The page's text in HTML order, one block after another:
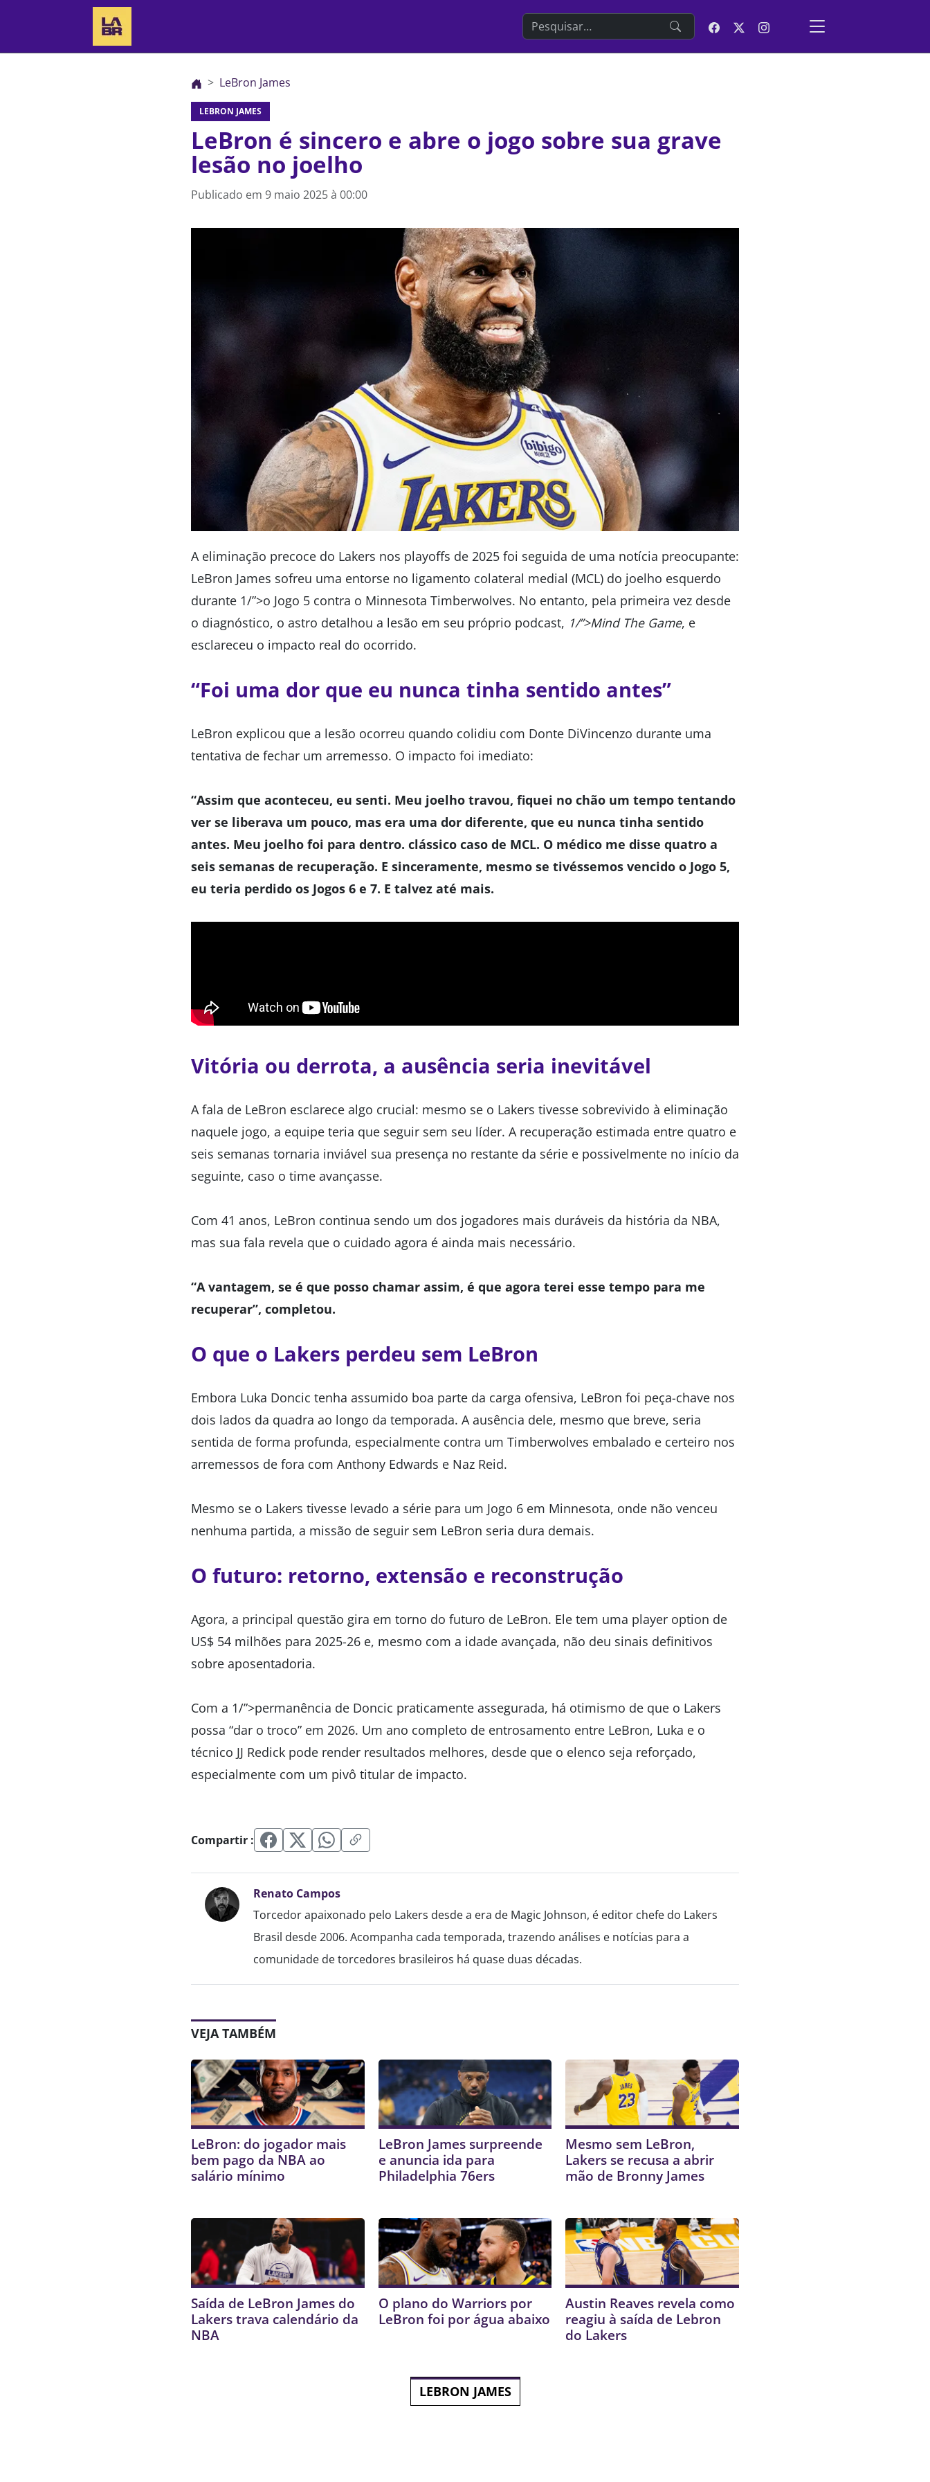
Search the website
LeBron James
LEBRON JAMES
LeBron é sincero e abre o jogo sobre sua grave
lesão no joelho
Publicado em 9 maio 2025 à 00:00
A eliminação precoce do Lakers nos playoffs de 2025 foi seguida de uma notícia preocupante:
LeBron James sofreu uma entorse no ligamento colateral medial (MCL) do joelho esquerdo
durante 1/”>o Jogo 5 contra o Minnesota Timberwolves. No entanto, pela primeira vez desde
o diagnóstico, o astro detalhou a lesão em seu próprio podcast, 1/”>Mind The Game, e
esclareceu o impacto real do ocorrido.
“Foi uma dor que eu nunca tinha sentido antes”
LeBron explicou que a lesão ocorreu quando colidiu com Donte DiVincenzo durante uma
tentativa de fechar um arremesso. O impacto foi imediato:
“Assim que aconteceu, eu senti. Meu joelho travou, fiquei no chão um tempo tentando
ver se liberava um pouco, mas era uma dor diferente, que eu nunca tinha sentido
antes. Meu joelho foi para dentro. clássico caso de MCL. O médico me disse quatro a
seis semanas de recuperação. E sinceramente, mesmo se tivéssemos vencido o Jogo 5,
eu teria perdido os Jogos 6 e 7. E talvez até mais.
Vitória ou derrota, a ausência seria inevitável
A fala de LeBron esclarece algo crucial: mesmo se o Lakers tivesse sobrevivido à eliminação
naquele jogo, a equipe teria que seguir sem seu líder. A recuperação estimada entre quatro e
seis semanas tornaria inviável sua presença no restante da série e possivelmente no início da
seguinte, caso o time avançasse.
Com 41 anos, LeBron continua sendo um dos jogadores mais duráveis da história da NBA,
mas sua fala revela que o cuidado agora é ainda mais necessário.
“A vantagem, se é que posso chamar assim, é que agora terei esse tempo para me
recuperar”, completou.
O que o Lakers perdeu sem LeBron
Embora Luka Doncic tenha assumido boa parte da carga ofensiva, LeBron foi peça-chave nos
dois lados da quadra ao longo da temporada. A ausência dele, mesmo que breve, seria
sentida de forma profunda, especialmente contra um Timberwolves embalado e certeiro nos
arremessos de fora com Anthony Edwards e Naz Reid.
Mesmo se o Lakers tivesse levado a série para um Jogo 6 em Minnesota, onde não venceu
nenhuma partida, a missão de seguir sem LeBron seria dura demais.
O futuro: retorno, extensão e reconstrução
Agora, a principal questão gira em torno do futuro de LeBron. Ele tem uma player option de
US$ 54 milhões para 2025-26 e, mesmo com a idade avançada, não deu sinais definitivos
sobre aposentadoria.
Com a 1/”>permanência de Doncic praticamente assegurada, há otimismo de que o Lakers
possa “dar o troco” em 2026. Um ano completo de entrosamento entre LeBron, Luka e o
técnico JJ Redick pode render resultados melhores, desde que o elenco seja reforçado,
especialmente com um pivô titular de impacto.
Compartir :
Renato Campos
Torcedor apaixonado pelo Lakers desde a era de Magic Johnson, é editor chefe do Lakers
Brasil desde 2006. Acompanha cada temporada, trazendo análises e notícias para a
comunidade de torcedores brasileiros há quase duas décadas.
VEJA TAMBÉM
LeBron: do jogador mais
bem pago da NBA ao
salário mínimo
LeBron James surpreende
e anuncia ida para
Philadelphia 76ers
Mesmo sem LeBron,
Lakers se recusa a abrir
mão de Bronny James
Saída de LeBron James do
Lakers trava calendário da
NBA
O plano do Warriors por
LeBron foi por água abaixo
Austin Reaves revela como
reagiu à saída de Lebron
do Lakers
LEBRON JAMES